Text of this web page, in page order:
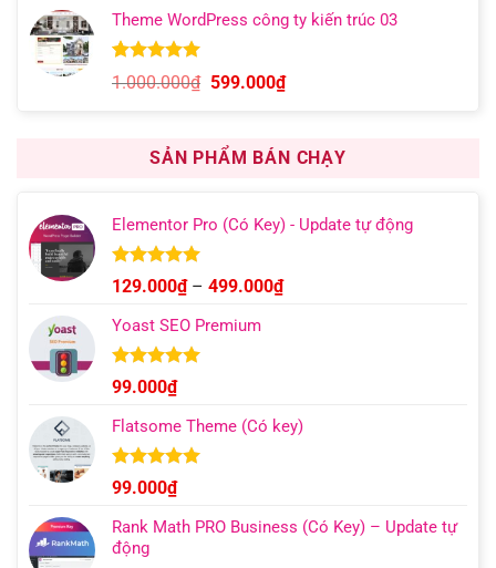
đánh giá
là:
tại
599.000₫.
Theme WordPress công ty kiến trúc 03
5.00trên 5
dựa trên
6
1.000.000₫ Giá
1.000.000₫.
599.000₫Giá
là:
599.000₫.
SẢN PHẨM BÁN CHẠY
Elementor Pro (Có Key) - Update tự động
Được xếp
hạng4.93
5 sao
129.000₫ – 499.000₫Khoảng
Yoast SEO Premium
Được xếp
hạng 4.96
5 sao
99.000₫
Flatsome Theme (Có key)
Được xếp
hạng 4.95
5 sao
99.000₫
Rank Math PRO Business (Có Key) – Update tự
động